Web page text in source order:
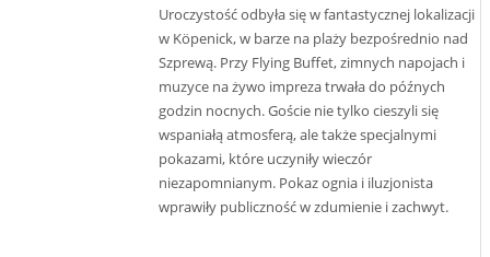
Uroczystość odbyła się w fantastycznej lokalizacji
w Köpenick, w barze na plaży bezpośrednio nad
Szprewą. Przy Flying Buffet, zimnych napojach i
muzyce na żywo impreza trwała do późnych
godzin nocnych. Goście nie tylko cieszyli się
wspaniałą atmosferą, ale także specjalnymi
pokazami, które uczyniły wieczór
niezapomnianym. Pokaz ognia i iluzjonista
wprawiły publiczność w zdumienie i zachwyt.